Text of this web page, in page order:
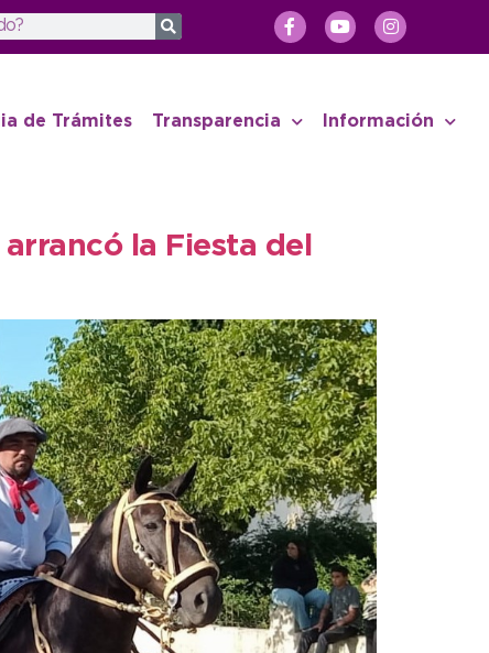
de Trámites Transparencia Información
la Fiesta del